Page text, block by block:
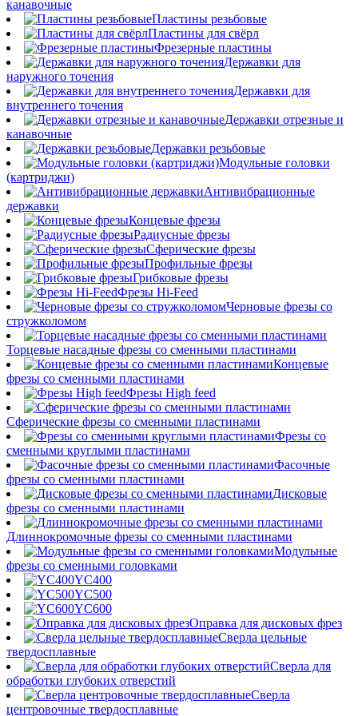
канавочные
Пластины резьбовые
Пластины для свёрл
Фрезерные пластины
Державки для
наружного точения
Державки для
внутреннего точения
Державки отрезные и
канавочные
Державки резьбовые
Модульные головки
(картриджи)
Антивибрационные
державки
Концевые фрезы
Радиусные фрезы
Сферические фрезы
Профильные фрезы
Грибковые фрезы
Фрезы Hi-Feed
Черновые фрезы со
стружколомом
Торцевые насадные фрезы со сменными пластинами
Концевые
фрезы со сменными пластинами
Фрезы High feed
Сферические фрезы со сменными пластинами
Фрезы со
сменными круглыми пластинами
Фасочные
фрезы со сменными пластинами
Дисковые
фрезы со сменными пластинами
Длиннокромочные фрезы со сменными пластинами
Модульные
фрезы со сменными головками
YC400
YC500
YC600
Оправка для дисковых фрез
Сверла цельные
твердосплавные
Сверла для
обработки глубоких отверстий
Сверла
центровочные твердосплавные